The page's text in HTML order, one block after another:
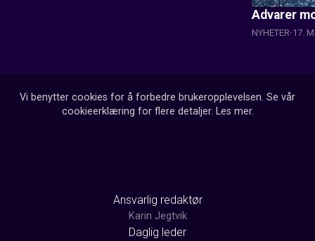
Advarer
NYHETER 17.
Vi benytter cookies for å forbedre brukeropplevelsen. Se vår
cookieerklæring for flere detaljer. Les mer.
Ansvarlig redaktør
Karin Jegtvik
Daglig leder